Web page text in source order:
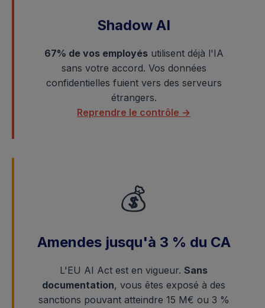
Shadow AI
67% de vos employésutilisent déjà l'IA
sans votre accord. Vos données
confidentielles fuient vers des serveurs
étrangers.
Reprendre le contrôle →
💰
Amendes jusqu'à 3 % du CA
L'EU AI Act est en vigueur. Sans
documentation, vous êtes exposé à des
sanctions pouvant atteindre 15 M€ ou 3 %